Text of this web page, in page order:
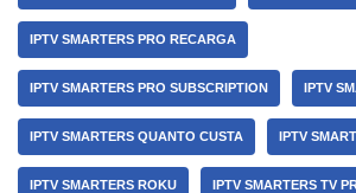
IPTV SMARTERS PRO RECARGA
IPTV SMARTERS PRO SUBSCRIPTION IPTV
IPTV SMARTERS QUANTO CUSTA IPTV
IPTV SMARTERS ROKU IPTV SMARTERS TV